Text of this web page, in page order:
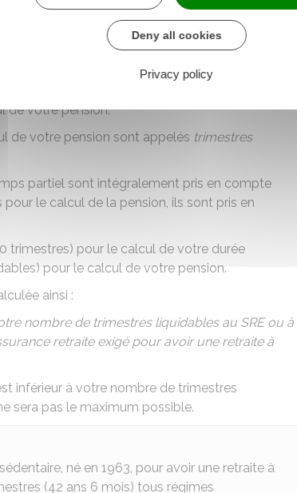
ou de la CNRACL dépend de votre dernier
moins 6 mois
d'assurance retraite validés par le SRE ou
de votre pension.
de votre pension sont appelés trimestres
partiel sont intégralement pris en compte
le calcul de la pension, ils sont pris en
trimestres) pour le calcul de votre durée
pour le calcul de votre pension.
ainsi :
nombre de trimestres liquidables au SRE ou à
retraite exigé pour avoir une retraite à
inférieur à votre nombre de trimestres
sera pas le maximum possible.
né en 1963, pour avoir une retraite à
(42 ans 6 mois) tous régimes
Deny all cookies
Privacy policy